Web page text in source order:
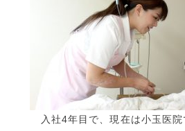
入社4年目で、現在は小玉医院